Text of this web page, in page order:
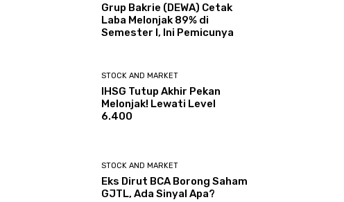
Grup Bakrie (DEWA) Cetak
Laba Melonjak 89% di
Semester I, Ini Pemicunya
STOCK AND MARKET
IHSG Tutup Akhir Pekan
Melonjak! Lewati Level
6.400
STOCK AND MARKET
Eks Dirut BCA Borong Saham
GJTL, Ada Sinyal Apa?